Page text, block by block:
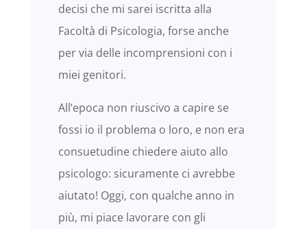
decisi che mi sarei iscritta alla
Facoltà di Psicologia, forse anche
per via delle incomprensioni con i
miei genitori.
All’epoca non riuscivo a capire se
fossi io il problema o loro, e non era
consuetudine chiedere aiuto allo
psicologo: sicuramente ci avrebbe
aiutato! Oggi, con qualche anno in
più, mi piace lavorare con gli